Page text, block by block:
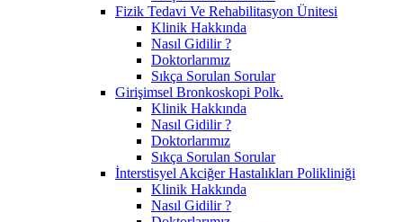
Fizik Tedavi Ve Rehabilitasyon Ünitesi
Klinik Hakkında
Nasıl Gidilir ?
Doktorlarımız
Sıkça Sorulan Sorular
Girişimsel Bronkoskopi Polk.
Klinik Hakkında
Nasıl Gidilir ?
Doktorlarımız
Sıkça Sorulan Sorular
İnterstisyel Akciğer Hastalıkları Polikliniği
Klinik Hakkında
Nasıl Gidilir ?